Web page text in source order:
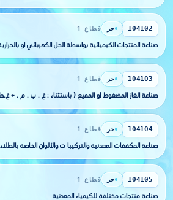
104102 حر قطاع 1
صناعة المنتجات الكيميائية بواسطة الحل الكهربائي أو بالحرارية الكهربائية
104103 حر قطاع 1
صناعة الغاز المضغوط أو المميع ( باستثناء : غ . ب . م . + غ.ط.م
104104 حر قطاع 1
صناعة المكففات المعدنية والتركيبا ت والألوان الخاصة بالطلاء
104105 حر قطاع 1
صناعة منتجات مختلفة للكيمياء المعدنية